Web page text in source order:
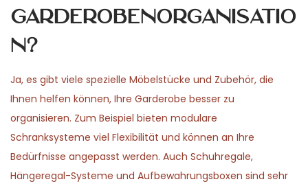
Garderobenorganisatio
n?
Ja, es gibt viele spezielle Möbelstücke und Zubehör, die
Ihnen helfen können, Ihre Garderobe besser zu
organisieren. Zum Beispiel bieten modulare
Schranksysteme viel Flexibilität und können an Ihre
Bedürfnisse angepasst werden. Auch Schuhregale,
Hängeregal-Systeme und Aufbewahrungsboxen sind sehr